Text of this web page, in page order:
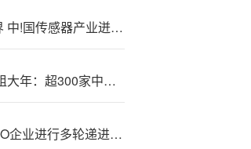
“感知”<大>世界 中!国传感器产业迸发创新动能
金融机构重—组大年：超300家中小银行被整{合}
北交所对拟:IP;O企业进行多轮递进式问询 严查业绩“含金量”及募投可行性